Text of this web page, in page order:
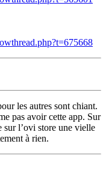
les autres sont chiant.
pas avoir cette app. Sur
l’ovi store une vielle
à rien.